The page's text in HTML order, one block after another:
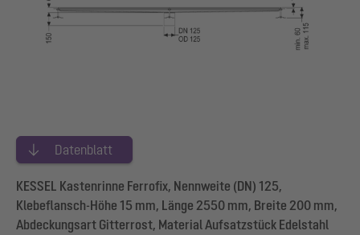
Datenblatt
KESSEL Kastenrinne Ferrofix, Nennweite (DN) 125,
Klebeflansch-Höhe 15 mm, Länge 2550 mm, Breite 200 mm,
Abdeckungsart Gitterrost, Material Aufsatzstück Edelstahl